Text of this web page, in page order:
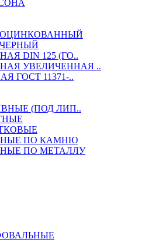
ОЦИНКОВАННЫЙ
DIN 125 (ГО..
УВЕЛИЧЕННАЯ ..
ГОСТ 11371-..
(ПОД ЛИП..
ПО КАМНЮ
ПО МЕТАЛЛУ